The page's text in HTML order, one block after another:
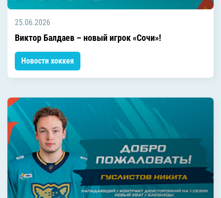
25.06.2026
Виктор Балдаев – новый игрок «Сочи»!
Новости хоккея